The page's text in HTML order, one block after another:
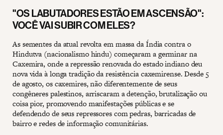
"OS LABUTADORES ESTÃO EM ASCENSÃO":
VOCÊ VAI SUBIR COM ELES?
As sementes da atual revolta em massa da Índia contra o
Hindutva (nacionalismo hindu) começaram a germinar na
Caxemira, onde a repressão renovada do estado indiano deu
nova vida à longa tradição da resistência caxemirense. Desde 5
de agosto, os caxemires, não diferentemente de seus
congêneres palestinos, arriscaram a detenção, brutalização ou
coisa pior, promovendo manifestações públicas e se
defendendo de seus repressores com pedras, barricadas de
bairro e redes de informação comunitárias.